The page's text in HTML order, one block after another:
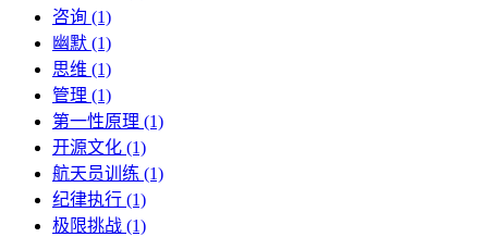
咨询 (1)
幽默 (1)
思维 (1)
管理 (1)
第一性原理 (1)
开源文化 (1)
航天员训练 (1)
纪律执行 (1)
极限挑战 (1)